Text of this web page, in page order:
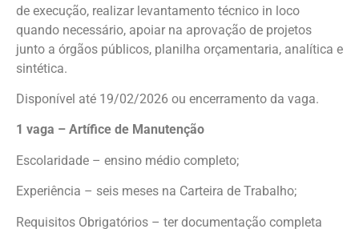
de execução, realizar levantamento técnico in loco
quando necessário, apoiar na aprovação de projetos
junto a órgãos públicos, planilha orçamentaria, analítica e
sintética.
Disponível até 19/02/2026 ou encerramento da vaga.
1 vaga – Artífice de Manutenção
Escolaridade – ensino médio completo;
Experiência – seis meses na Carteira de Trabalho;
Requisitos Obrigatórios – ter documentação completa